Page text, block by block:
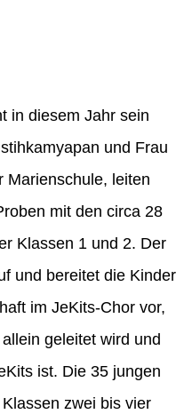
in diesem Jahr sein
und Frau
Marienschule, leiten
mit den circa 28
Klassen 1 und 2. Der
und bereitet die Kinder
im JeKits-Chor vor,
geleitet wird und
ist. Die 35 jungen
zwei bis vier